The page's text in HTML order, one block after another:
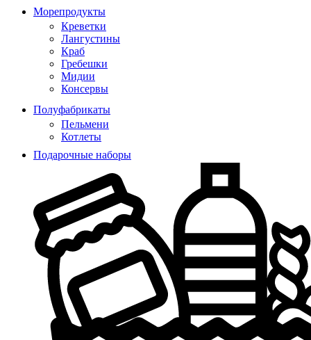
Морепродукты
Креветки
Лангустины
Краб
Гребешки
Мидии
Консервы
Полуфабрикаты
Пельмени
Котлеты
Подарочные наборы